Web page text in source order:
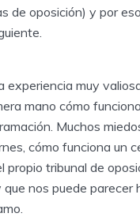
de oposición) y por
experiencia muy
mano cómo
Muchos
cómo funciona un
propio tribunal de
nos puede parecer